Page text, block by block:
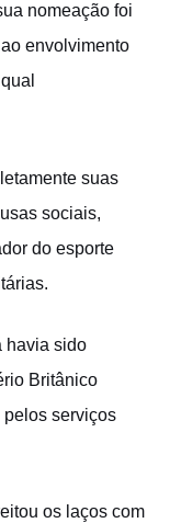
nomeação foi
envolvimento
suas
sociais,
do esporte
havia sido
Britânico
pelos serviços
os laços com